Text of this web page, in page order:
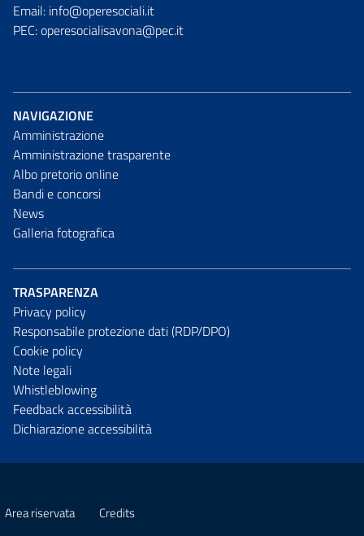
Email: info@operesociali.it
PEC: operesocialisavona@pec.it
NAVIGAZIONE
Amministrazione
Amministrazione trasparente
Albo pretorio online
Bandi e concorsi
News
Galleria fotografica
TRASPARENZA
Privacy policy
Responsabile protezione dati (RDP/DPO)
Cookie policy
Note legali
Whistleblowing
Feedback accessibilità
Dichiarazione accessibilità
Area riservata Credits